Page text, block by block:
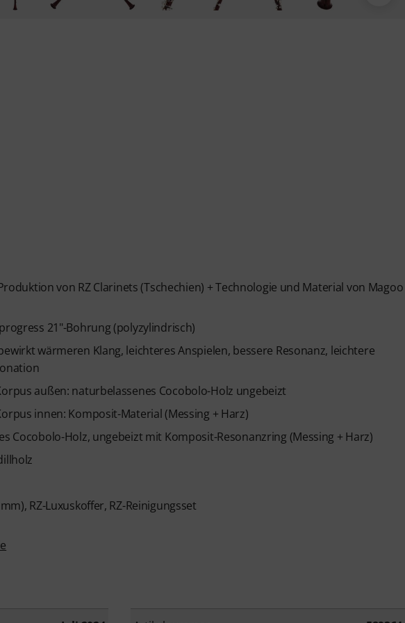
von RZ Clarinets (Tschechien) + Technologie und Material von Magoo
21"-Bohrung (polyzylindrisch)
wärmeren Klang, leichteres Anspielen, bessere Resonanz, leichtere
außen: naturbelassenes Cocobolo-Holz ungebeizt
innen: Komposit-Material (Messing + Harz)
Cocobolo-Holz, ungebeizt mit Komposit-Resonanzring (Messing + Harz)
RZ-Luxuskoffer, RZ-Reinigungsset